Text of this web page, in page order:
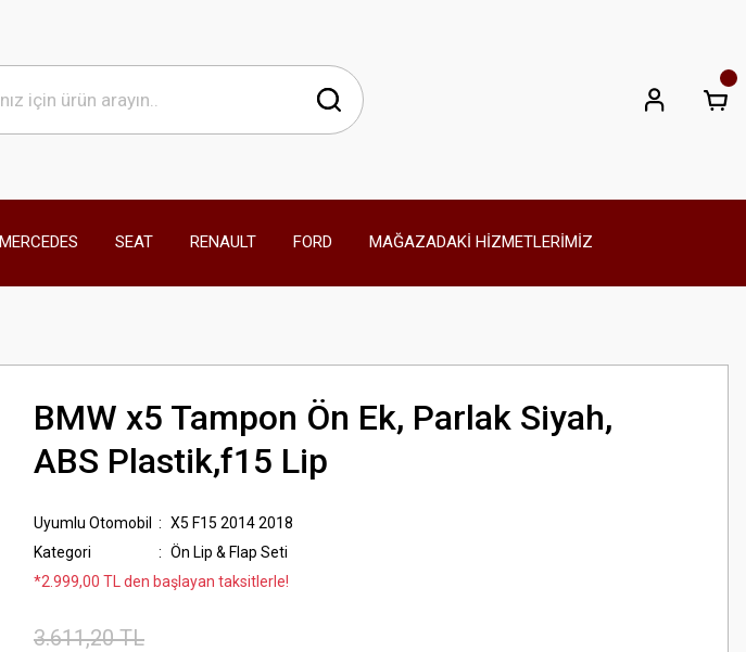
MERCEDES SEAT RENAULT FORD MAĞAZADAKİ HİZMETLERİMİZ
BMW x5 Tampon Ön Ek, Parlak Siyah,
ABS Plastik,f15 Lip
Uyumlu Otomobil
X5 F15 2014 2018
Kategori
Ön Lip & Flap Seti
*2.999,00 TL den başlayan taksitlerle!
3.611,20 TL